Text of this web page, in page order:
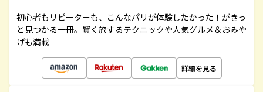
初心者もリピーターも、こんなパリが体験したかった！がきっ
と見つかる一冊。賢く旅するテクニックや人気グルメ＆おみや
げも満載
詳細を見る